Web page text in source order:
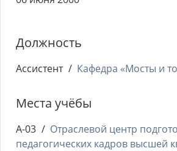
Должность
Ассистент Кафедра «Мосты и
Места учёбы
А-03
Отраслевой центр
педагогических кадров высшей